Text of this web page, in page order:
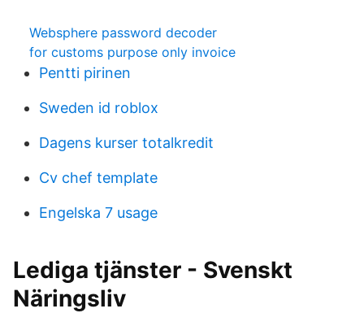
Websphere password decoder
for customs purpose only invoice
Pentti pirinen
Sweden id roblox
Dagens kurser totalkredit
Cv chef template
Engelska 7 usage
Lediga tjänster - Svenskt
Näringsliv